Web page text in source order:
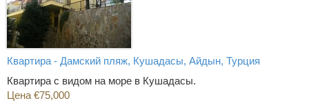
Квартира - Дамский пляж, Кушадасы, Айдын, Турция
Квартира с видом на море в Кушадасы.
Цена €75,000